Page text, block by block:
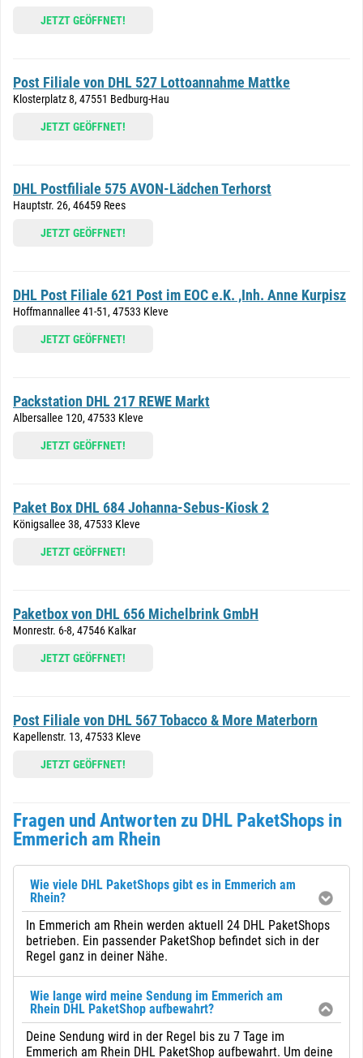
JETZT GEÖFFNET!
Post Filiale von DHL 527 Lottoannahme Mattke
Klosterplatz 8, 47551 Bedburg-Hau
JETZT GEÖFFNET!
DHL Postfiliale 575 AVON-Lädchen Terhorst
Hauptstr. 26, 46459 Rees
JETZT GEÖFFNET!
DHL Post Filiale 621 Post im EOC e.K. ,Inh. Anne Kurpisz
Hoffmannallee 41-51, 47533 Kleve
JETZT GEÖFFNET!
Packstation DHL 217 REWE Markt
Albersallee 120, 47533 Kleve
JETZT GEÖFFNET!
Paket Box DHL 684 Johanna-Sebus-Kiosk 2
Königsallee 38, 47533 Kleve
JETZT GEÖFFNET!
Paketbox von DHL 656 Michelbrink GmbH
Monrestr. 6-8, 47546 Kalkar
JETZT GEÖFFNET!
Post Filiale von DHL 567 Tobacco & More Materborn
Kapellenstr. 13, 47533 Kleve
JETZT GEÖFFNET!
Fragen und Antworten zu DHL PaketShops in
Emmerich am Rhein
Wie viele DHL PaketShops gibt es in Emmerich am
Rhein?
In Emmerich am Rhein werden aktuell 24 DHL PaketShops
betrieben. Ein passender PaketShop befindet sich in der
Regel ganz in deiner Nähe.
Wie lange wird meine Sendung im Emmerich am
Rhein DHL PaketShop aufbewahrt?
Deine Sendung wird in der Regel bis zu 7 Tage im
Emmerich am Rhein DHL PaketShop aufbewahrt. Um deine